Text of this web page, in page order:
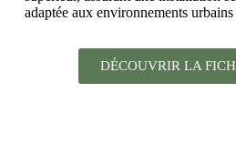
adaptée aux environnements urbains
DÉCOUVRIR LA